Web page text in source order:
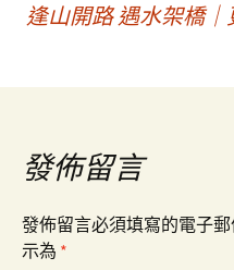
章
導
覽
逢山開路 遇水架橋
發佈留言
發佈留言必須填寫的電子
示為 *